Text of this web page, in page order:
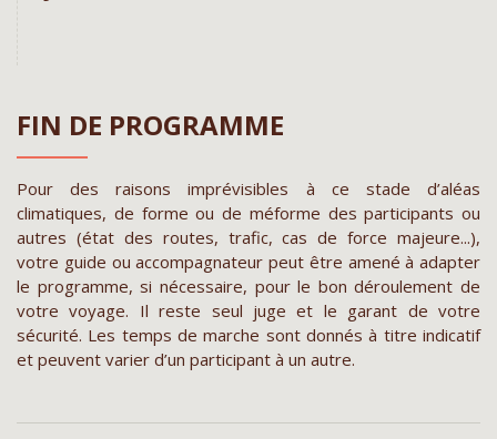
FIN DE PROGRAMME
Pour des raisons imprévisibles à ce stade d’aléas
climatiques, de forme ou de méforme des participants ou
autres (état des routes, trafic, cas de force majeure...),
votre guide ou accompagnateur peut être amené à adapter
le programme, si nécessaire, pour le bon déroulement de
votre voyage. Il reste seul juge et le garant de votre
sécurité. Les temps de marche sont donnés à titre indicatif
et peuvent varier d’un participant à un autre.